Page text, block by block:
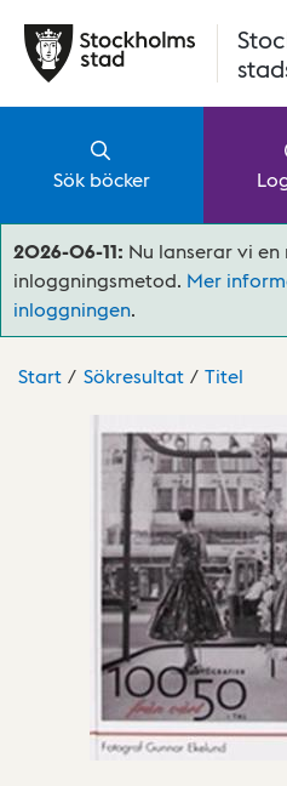
Sök böcker
2026-06-11: Nu lanserar vi en
inloggningsmetod. Mer
inloggningen.
Start Sökresultat Titel